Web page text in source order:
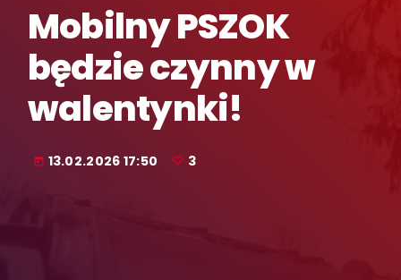
Mobilny PSZOK
będzie czynny w
walentynki!
today 13.02.2026 17:50 3